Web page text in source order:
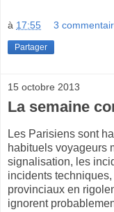
à 17:55 3
Partager
15 octobre 2013
La semaine
Les Parisiens sont
habituels voyageurs
signalisation, les
incidents
provinciaux en
ignorent